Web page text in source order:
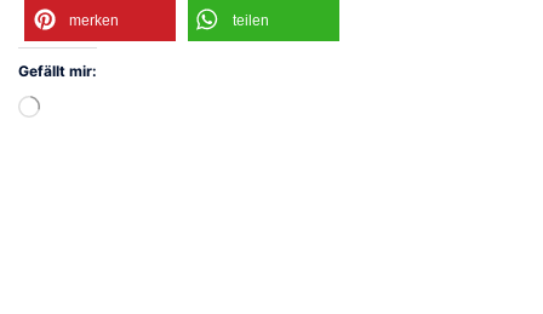
merken teilen
Gefällt mir:
Wird